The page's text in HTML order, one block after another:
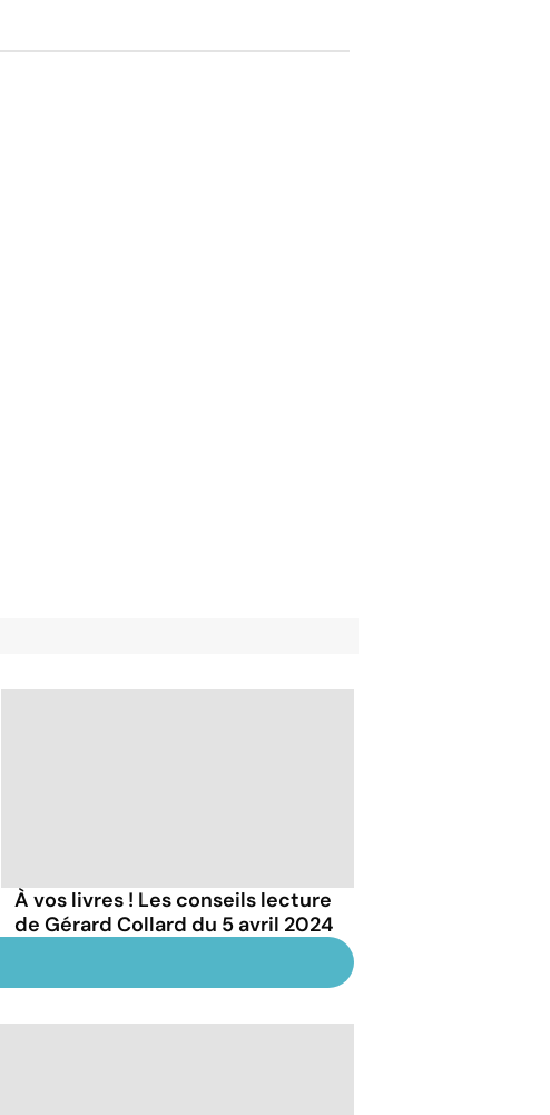
À vos livres ! Les conseils lecture
de Gérard Collard du 5 avril 2024